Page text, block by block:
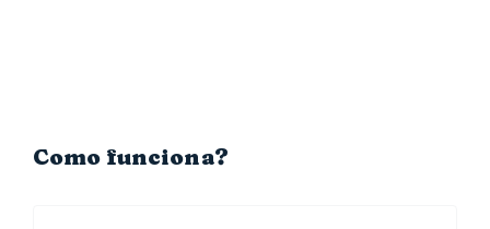
Como funciona?